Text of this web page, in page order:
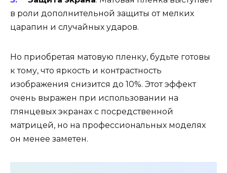
в роли дополнительной защиты от мелких
царапин и случайных ударов.
Но приобретая матовую пленку, будьте готовы
к тому, что яркость и контрастность
изображения снизится до 10%. Этот эффект
очень выражен при использовании на
глянцевых экранах с посредственной
матрицей, но на профессиональных моделях
он менее заметен.